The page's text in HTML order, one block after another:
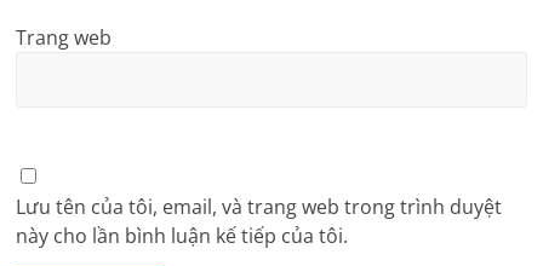
Trang web
Lưu tên của tôi, email, và trang web trong trình duyệt
này cho lần bình luận kế tiếp của tôi.